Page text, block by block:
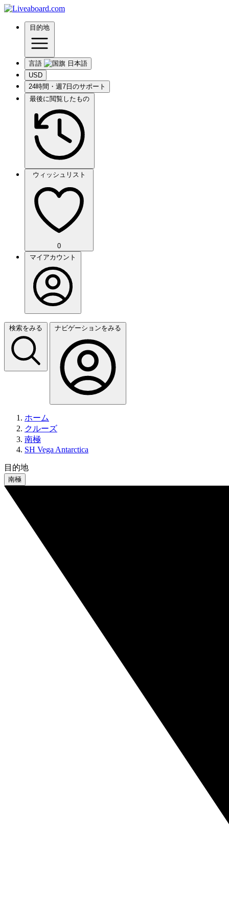
目的地
言語
USD
24時間・週7日のサポート
最後に閲覧したもの
ウィッシュリスト
0
マイアカウント
検索をみる ナビゲーションをみる
ホーム
クルーズ
南極
SH Vega Antarctica
目的地
南極